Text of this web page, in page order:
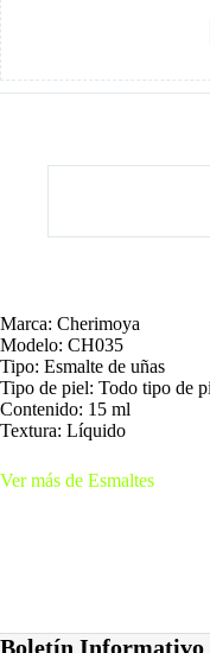
Marca: Cherimoya
Modelo: CH035
Tipo: Esmalte de uñas
Tipo de piel: Todo tipo de
Contenido: 15 ml
Textura: Líquido
Ver más de Esmaltes
Boletín Informativo